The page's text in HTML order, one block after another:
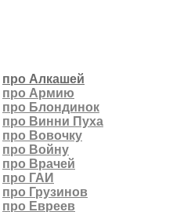
про Алкашей
про Армию
про Блондинок
про Винни Пуха
про Вовочку
про Войну
про Врачей
про ГАИ
про Грузинов
про Евреев